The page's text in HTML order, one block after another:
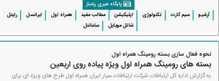
پایگاه خبری رندباز
آرشیو
سیم کارت تکنولوژی اپلیکیشن مطالب مفید همراه اول ایرانسل
رایتل
شاتل موبایل
سامانتل
نحوه فعال سازی بسته رومینگ همراه اول
بسته های رومینگ همراه اول ویژه پیاده روی اربعین
به گزارش اداره کل ارتباطات شرکت ارتباطات سیار ایران همراه اول طرح های ویژه ای برای